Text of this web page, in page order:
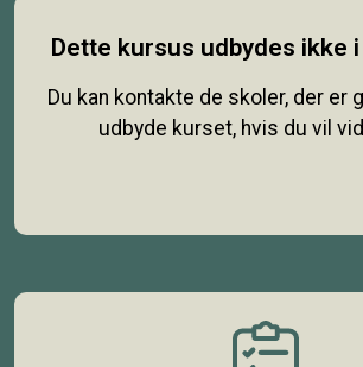
Dette kursus udbydes ikke
Du kan kontakte de skoler, der er
udbyde kurset, hvis du vil